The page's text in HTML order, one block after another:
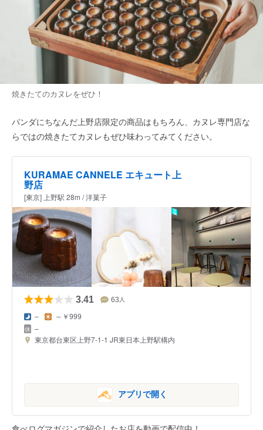
焼きたてのカヌレをぜひ！
パンダにちなんだ上野店限定の商品はもちろん、カヌレ専門店な
らではの焼きたてカヌレもぜひ味わってみてください。
KURAMAE CANNELE エキュート上
野店
[東京] 上野駅 28m / 洋菓子
3.41 63 人
– ～￥999
–
東京都台東区上野7-1-1 JR東日本上野駅構内
アプリで開く